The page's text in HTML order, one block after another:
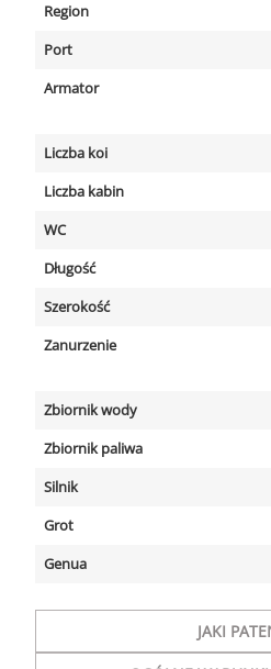
Region
Port
Armator
Liczba koi
Liczba kabin
WC
Długość
Szerokość
Zanurzenie
Zbiornik wody
Zbiornik paliwa
Silnik
Grot
Genua
JAKI